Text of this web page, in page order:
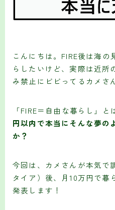
こんにちは。FIRE後は海
らしたいけど、実際は近所
み禁止にビビってるカメさ
「FIRE＝自由な暮らし」
円以内で本当にそんな夢の
か？
今回は、カメさんが本気で
タイア）後、月10万円で暮
発表します！